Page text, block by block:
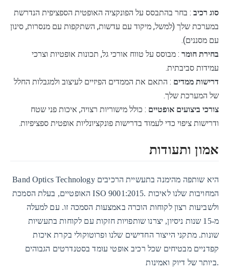
סוג רכיב : בחר בהתבסס על הפונקציה האופטית הספציפית הנדרשת
במערכת שלך (למשל, מיקוד עם עדשות, השתקפות עם מנסרות, סינון
עם מסננים).
בחירת חומר : מבוסס על טווח אורכי גל, תכונות אופטיות וצרכי ​​
עמידות סביבתית.
דרישות ממדים : התאם את הממדים הפיזיים לעיצוב ולמגבלות החלל
של המערכת שלך.
צורכי ביצועים אופטיים : כולל מישוריות רצויה, איכות פני שטח
ודרישות ציפוי כדי לעמוד בדרישות פונקציונליות אופטית ספציפיות.
אמון ותעודות
Band Optics Technology היא שותפה מהימנה בתעשיית הרכיבים
האופטיים, בעלת הסמכת ISO 9001:2015. המחויבות שלנו לאיכות
ולשביעות רצון לקוחות הוכרה באמצעות הסמכה זו. עם למעלה
מ-15 שנות ניסיון, יצרנו שותפויות חזקות עם לקוחות בתעשיות
שונות. מתקני הייצור החדישים שלנו ופרוטוקולי בקרת איכות
קפדניים מבטיחים שכל רכיב אופטי עומד בסטנדרטים הגבוהים
ביותר של דיוק ואמינות.